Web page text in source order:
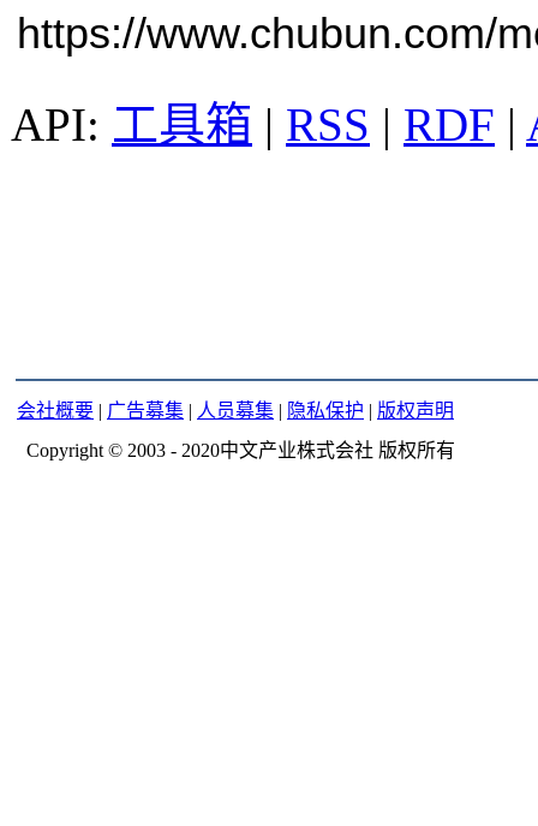
https://www.chubun.com/
工具箱 | RSS | RDF |
会社概要 | 广告募集 | 人员募集 | 隐私保护 | 版权声明
Copyright © 2003 - 2020中文产业株式会社 版权所有